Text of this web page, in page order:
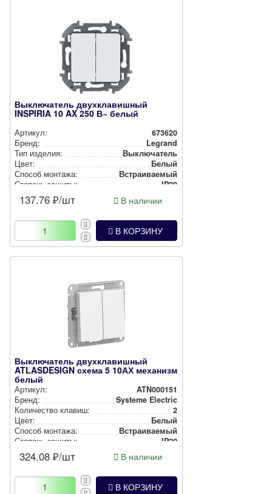
Выключатель двухклавишный
INSPIRIA 10 AX 250 В~ белый
Артикул:
673620
Бренд:
Legrand
Тип изделия:
Вык­лю­ча­тель
Цвет:
Белый
Способ монтажа:
Встра­ива­емый
Степень защиты:
IP20
137.76 ₽/шт В наличии
В КОРЗИНУ
Выключатель двухклавишный
ATLASDESIGN схема 5 10АХ механизм
белый
Артикул:
ATN000151
Бренд:
Systeme Electric
Количество клавиш:
2
Цвет:
Белый
Способ монтажа:
Встра­ива­емый
Степень защиты:
IP20
324.08 ₽/шт В наличии
В КОРЗИНУ